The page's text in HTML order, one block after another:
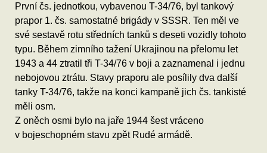
První čs. jednotkou, vybavenou T-34/76, byl tankový
prapor 1. čs. samostatné brigády v SSSR. Ten měl ve
své sestavě rotu středních tanků s deseti vozidly tohoto
typu. Během zimního tažení Ukrajinou na přelomu let
1943 a 44 ztratil tři T-34/76 v boji a zaznamenal i jednu
nebojovou ztrátu. Stavy praporu ale posílily dva další
tanky T-34/76, takže na konci kampaně jich čs. tankisté
měli osm.
Z oněch osmi bylo na jaře 1944 šest vráceno
v bojeschopném stavu zpět Rudé armádě.